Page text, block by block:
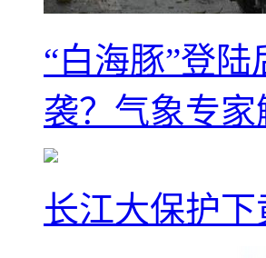
“白海豚”登
袭？气象专家
长江大保护